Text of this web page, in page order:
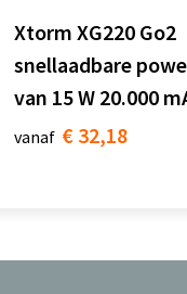
Xtorm XG220 Go2
snellaadbare
van 15 W 20.000
vanaf € 32,18